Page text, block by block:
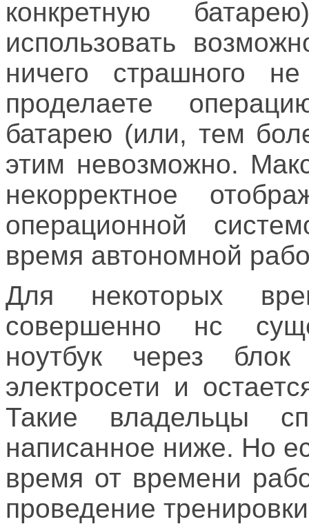
конкретную
использовать
ничего страшного
проделаете
батарею (или, тем
этим невозможно.
некорректное
операционной
время автономной
Для некоторых
совершенно нс
ноутбук через
электросети и
Такие владельцы
написанное ниже. Но
время от времени
проведение